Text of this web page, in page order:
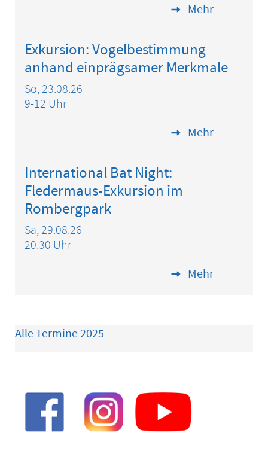
Mehr
Exkursion: Vogelbestimmung
anhand einprägsamer Merkmale
So, 23.08.26
9-12 Uhr
Mehr
International Bat Night:
Fledermaus-Exkursion im
Rombergpark
Sa, 29.08.26
20.30 Uhr
Mehr
Alle Termine 2025